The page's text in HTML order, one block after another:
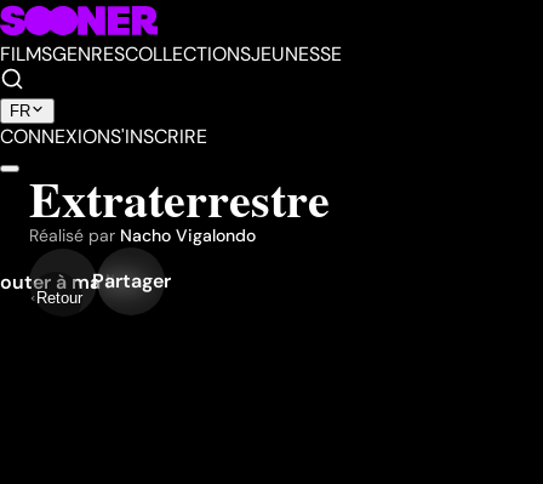
FILMSGENRESCOLLECTIONSJEUNESSE
FR
CONNEXIONS'INSCRIRE
Retour
Extraterrestre
Réalisé par Nacho Vigalondo
à ma liste
Partager